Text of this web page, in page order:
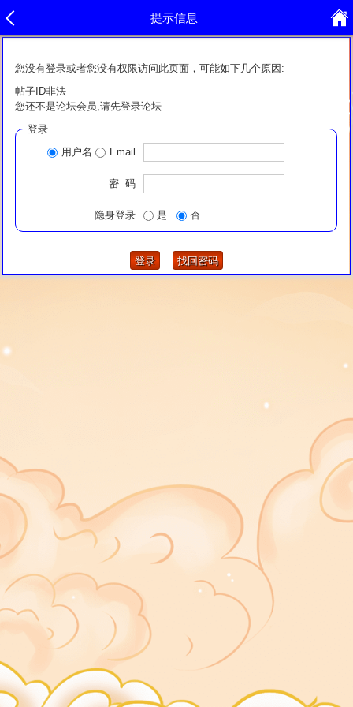
提示信息
您没有登录或者您没有权限访问此页面，可能如下几个原因:
帖子ID非法
您还不是论坛会员,请先登录论坛
登录
用户名
Email
密 码
隐身登录 是 否